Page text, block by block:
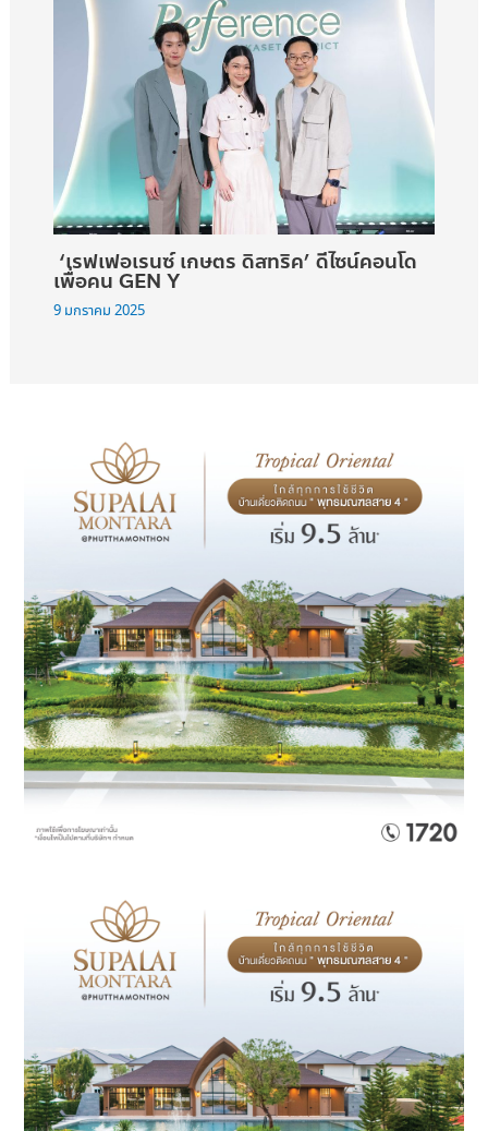
‘เรฟเฟอเรนซ์ เกษตร ดิสทริค’ ดีไซน์คอนโด
เพื่อคน GEN Y
9 มกราคม 2025